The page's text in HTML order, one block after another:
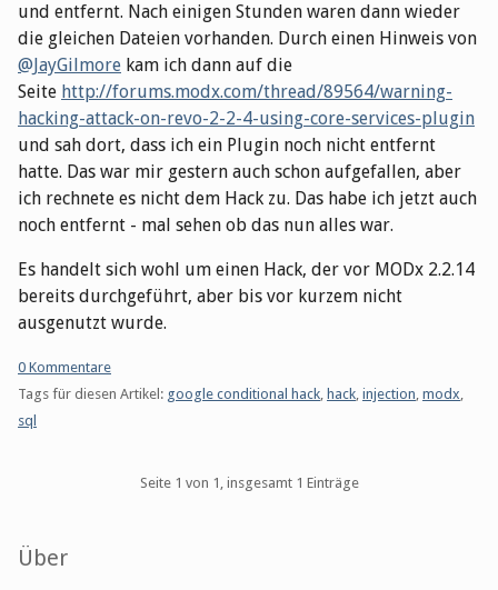
und entfernt. Nach einigen Stunden waren dann wieder
die gleichen Dateien vorhanden. Durch einen Hinweis von
@JayGilmore kam ich dann auf die
Seite http://forums.modx.com/thread/89564/warning-
hacking-attack-on-revo-2-2-4-using-core-services-plugin
und sah dort, dass ich ein Plugin noch nicht entfernt
hatte. Das war mir gestern auch schon aufgefallen, aber
ich rechnete es nicht dem Hack zu. Das habe ich jetzt auch
noch entfernt - mal sehen ob das nun alles war.
Es handelt sich wohl um einen Hack, der vor MODx 2.2.14
bereits durchgeführt, aber bis vor kurzem nicht
ausgenutzt wurde.
0 Kommentare
Tags für diesen Artikel: google conditional hack, hack, injection, modx,
sql
Seite 1 von 1, insgesamt 1 Einträge
Seitenleiste
Über